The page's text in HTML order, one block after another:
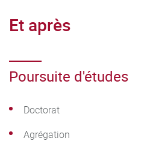
Et après
Poursuite d'études
Doctorat
Agrégation